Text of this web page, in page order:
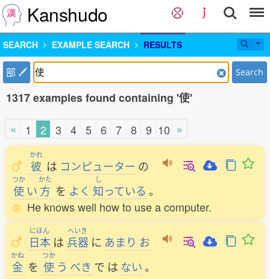
Kanshudo
SEARCH EXAMPLE SEARCH RESULTS
部 Search
1317 examples found containing '使'
« 1 2 3 4 5 6 7 8 9 10 »
かれ
彼 は コンピューター の
つか
使 い
かた
方 を よく
し
知っている 。
He knows well how to use a computer.
にほん
日本 は
へいき
兵器 に あまり お
かね
金 を
つか
使 う べき で は ない。